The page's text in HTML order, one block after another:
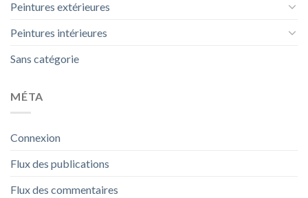
Peintures extérieures
Peintures intérieures
Sans catégorie
MÉTA
Connexion
Flux des publications
Flux des commentaires